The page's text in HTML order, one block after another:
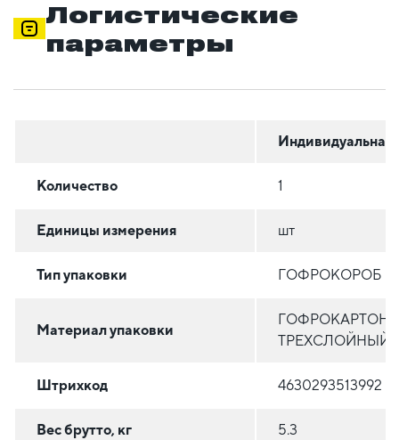
Логистические
параметры
Индивидуальная
Количество 1
Единицы измерения шт
Тип упаковки ГОФРОКОРОБ
Материал упаковки
ГОФРОКАРТОН
ТРЕХСЛОЙНЫЙ
Штрихкод 4630293513992
Вес брутто, кг 5.3